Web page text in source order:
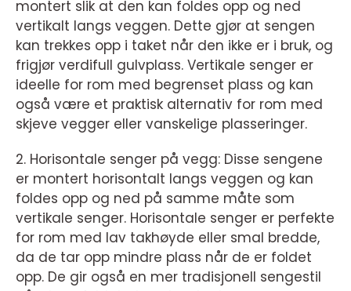
montert slik at den kan foldes opp og ned
vertikalt langs veggen. Dette gjør at sengen
kan trekkes opp i taket når den ikke er i bruk, og
frigjør verdifull gulvplass. Vertikale senger er
ideelle for rom med begrenset plass og kan
også være et praktisk alternativ for rom med
skjeve vegger eller vanskelige plasseringer.
2. Horisontale senger på vegg: Disse sengene
er montert horisontalt langs veggen og kan
foldes opp og ned på samme måte som
vertikale senger. Horisontale senger er perfekte
for rom med lav takhøyde eller smal bredde,
da de tar opp mindre plass når de er foldet
opp. De gir også en mer tradisjonell sengestil